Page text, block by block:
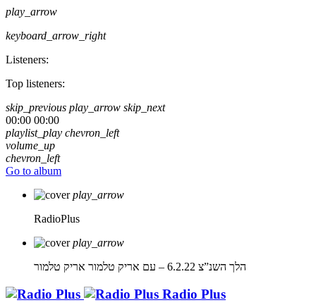
play_arrow
keyboard_arrow_right
Listeners:
Top listeners:
skip_previous play_arrow skip_next
00:00 00:00
playlist_play chevron_left
volume_up
chevron_left
Go to album
play_arrow
RadioPlus
play_arrow
הלך השנ”צ 6.2.22 – עם אריק טלמור
אריק טלמור
Radio Plus